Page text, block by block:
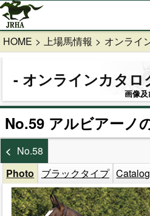
HOME 上場馬情報 オンライ
オンラインカタロ
画像
No.59 アルビアーノ
No.58
Photo
ブラックタイプ